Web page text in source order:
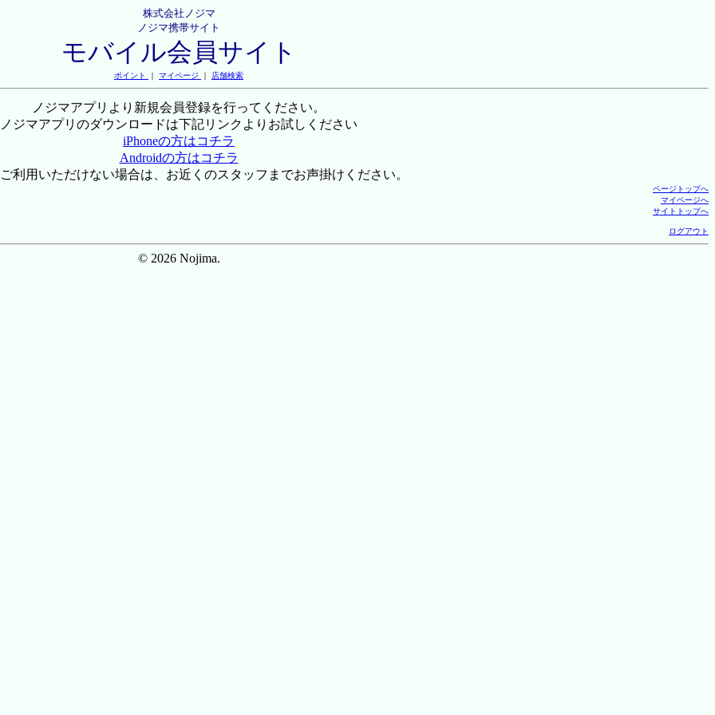
株式会社ノジマ
ノジマ携帯サイト
モバイル会員サイト
ポイント ｜ マイページ ｜ 店舗検索
ノジマアプリより新規会員登録を行ってください。
ノジマアプリのダウンロードは下記リンクよりお試しください
iPhoneの方はコチラ
Androidの方はコチラ
利用いただけない場合は、お近くのスタッフまでお声掛けください。
ページトップへ
マイページへ
サイトトップへ
ログアウト
© 2026 Nojima.